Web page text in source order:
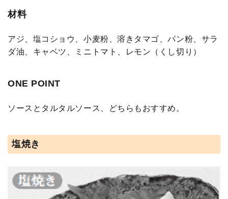
材料
アジ、塩コショウ、小麦粉、溶きタマゴ、パン粉、サラ
ダ油、キャベツ、ミニトマト、レモン（くし切り）
ONE POINT
ソースとタルタルソース、どちらもおすすめ。
塩焼き